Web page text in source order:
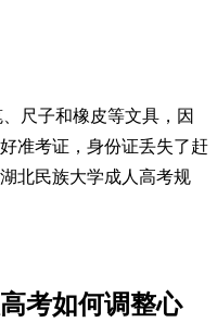
尺子和橡皮等文具，因
准考证，身份证丢失了赶
北民族大学成人高考规
考如何调整心